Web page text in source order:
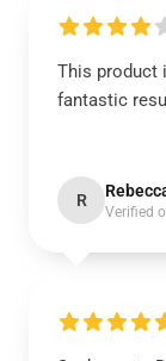
This product
fantastic
R
Verified